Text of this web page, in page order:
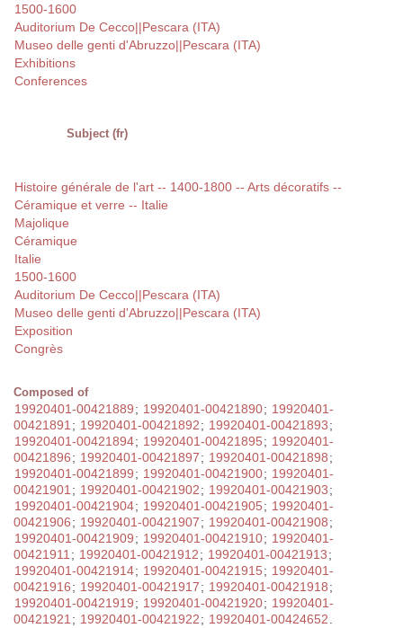
1500-1600
Auditorium De Cecco||Pescara (ITA)
Museo delle genti d'Abruzzo||Pescara (ITA)
Exhibitions
Conferences
Subject (fr)
Histoire générale de l'art -- 1400-1800 -- Arts décoratifs --
Céramique et verre -- Italie
Majolique
Céramique
Italie
1500-1600
Auditorium De Cecco||Pescara (ITA)
Museo delle genti d'Abruzzo||Pescara (ITA)
Exposition
Congrès
Composed of
19920401-00421889; 19920401-00421890; 19920401-
00421891; 19920401-00421892; 19920401-00421893;
19920401-00421894; 19920401-00421895; 19920401-
00421896; 19920401-00421897; 19920401-00421898;
19920401-00421899; 19920401-00421900; 19920401-
00421901; 19920401-00421902; 19920401-00421903;
19920401-00421904; 19920401-00421905; 19920401-
00421906; 19920401-00421907; 19920401-00421908;
19920401-00421909; 19920401-00421910; 19920401-
00421911; 19920401-00421912; 19920401-00421913;
19920401-00421914; 19920401-00421915; 19920401-
00421916; 19920401-00421917; 19920401-00421918;
19920401-00421919; 19920401-00421920; 19920401-
00421921; 19920401-00421922; 19920401-00424652.